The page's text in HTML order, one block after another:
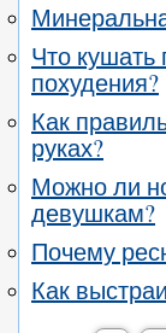
Что кушать
похудения?
Как
руках?
Можно ли
девушкам?
Почему
Как